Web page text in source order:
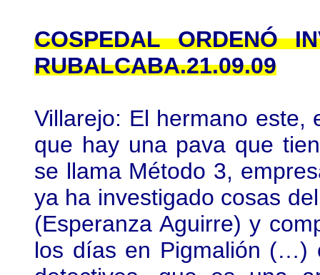
COSPEDAL ORDENÓ
RUBALCABA.21.09.09
Villarejo: El hermano este,
que hay una pava que
se llama Método 3,
ya ha investigado cosas
(Esperanza Aguirre) y
los días en Pigmalión (…)